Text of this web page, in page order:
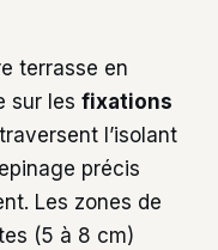
terrasse en
sur les fixations
l’isolant
précis
Les zones de
(5 à 8 cm)